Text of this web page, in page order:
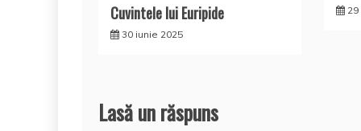
Cuvintele lui Euripide
30 iunie 2025
Lasă un răspuns